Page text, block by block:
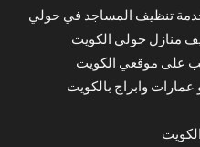
منازل حولي الكويت
على موقعي الكويت
وابراج بالكويت